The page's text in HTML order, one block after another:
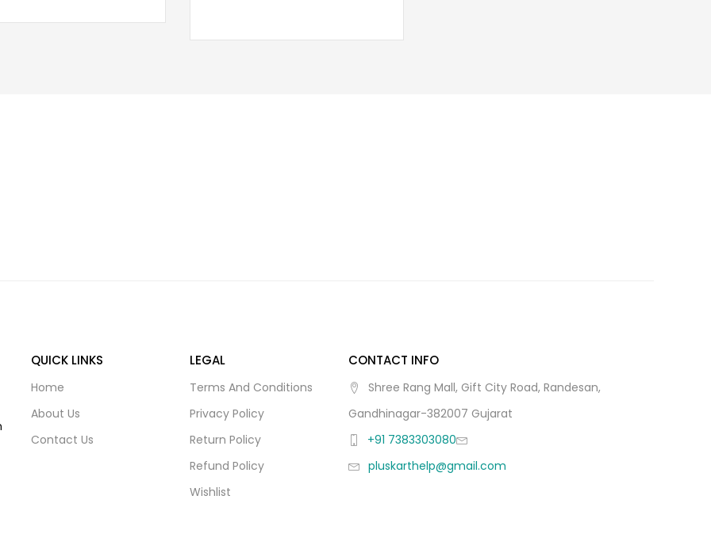
QUICK LINKS
Home
About Us
Contact Us
LEGAL
Terms And Conditions
Privacy Policy
Return Policy
Refund Policy
Wishlist
CONTACT INFO
Shree Rang Mall, Gift City Road, Randesan,
Gandhinagar-382007 Gujarat
+91 7383303080
pluskarthelp@gmail.com